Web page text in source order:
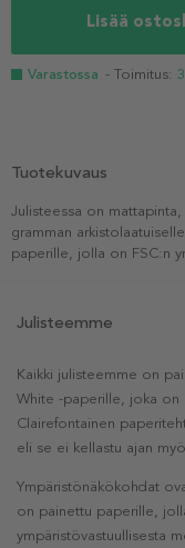
Lisää
Varastossa - Toimitus:
Tuotekuvaus
Julisteessa on
gramman
paperille, jolla on FSC:n
Julisteemme
Kaikki julisteemme on
White -paperille, joka on
Clairefontainen
eli se ei kellastu ajan
Ympäristönäkökohdat
on painettu paperille,
ympäristövastuullisesta